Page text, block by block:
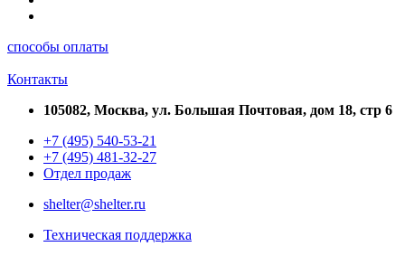
способы оплаты
Контакты
105082, Москва, ул. Большая Почтовая, дом 18, стр 6
+7 (495) 540-53-21
+7 (495) 481-32-27
Отдел продаж
shelter@shelter.ru
Техническая поддержка